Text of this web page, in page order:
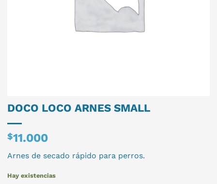
DOCO LOCO ARNES SMALL
$11.000
Arnes de secado rápido para perros.
Hay existencias